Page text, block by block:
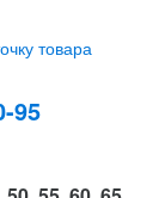
товара
95